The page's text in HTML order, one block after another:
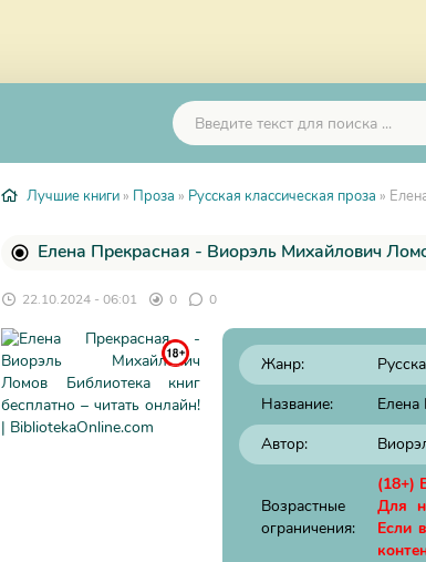
Лучшие книги » Проза » Русская классическая проза »
Елена Прекрасная - Виорэль Михайлович
22.10.2024 - 06:01 0 0
Жанр:
Название:
Елена
Автор:
Возрастные
ограничения:
(18+)
Для
Если